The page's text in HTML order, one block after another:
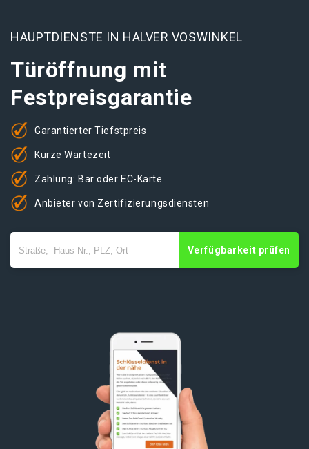
HAUPTDIENSTE IN HALVER VOSWINKEL
Türöffnung mit
Festpreisgarantie
Garantierter Tiefstpreis
Kurze Wartezeit
Zahlung: Bar oder EC-Karte
Anbieter von Zertifizierungsdiensten
Verfügbarkeit prüfen